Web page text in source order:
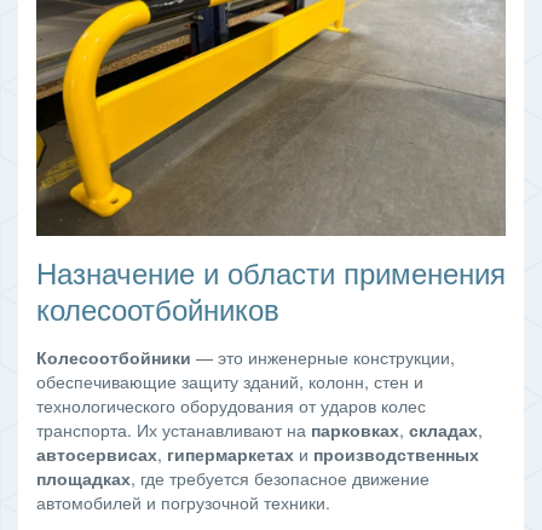
Назначение и области применения
колесоотбойников
Колесоотбойники — это инженерные конструкции,
обеспечивающие защиту зданий, колонн, стен и
технологического оборудования от ударов колес
транспорта. Их устанавливают на парковках, складах,
автосервисах, гипермаркетах и производственных
площадках, где требуется безопасное движение
автомобилей и погрузочной техники.